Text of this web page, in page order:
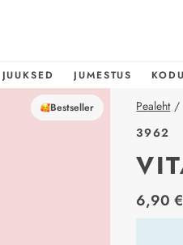
JUUKSED JUMESTUS
Bestseller Pealeht /
3962
6,90 €